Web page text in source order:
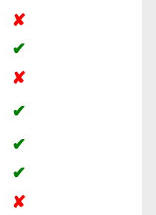
✘
✔
✘
✔
✔
✔
✘